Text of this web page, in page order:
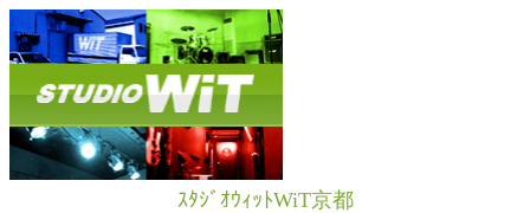
ｽﾀｼﾞｵｳｨｯﾄWiT京都